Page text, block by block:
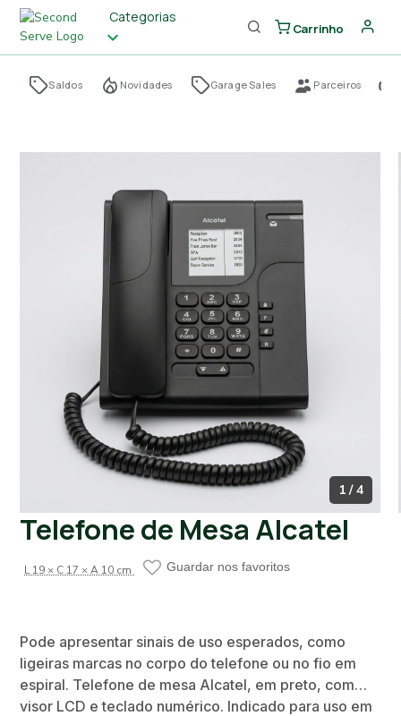
Categorias
Carrinho
Saldos Novidades Garage Sales Parceiros
1 / 4
Telefone de Mesa Alcatel
L 19 × C 17 × A 10 cm Guardar nos favoritos
Pode apresentar sinais de uso esperados, como
ligeiras marcas no corpo do telefone ou no fio em
espiral. Telefone de mesa Alcatel, em preto, com
visor LCD e teclado numérico. Indicado para uso em